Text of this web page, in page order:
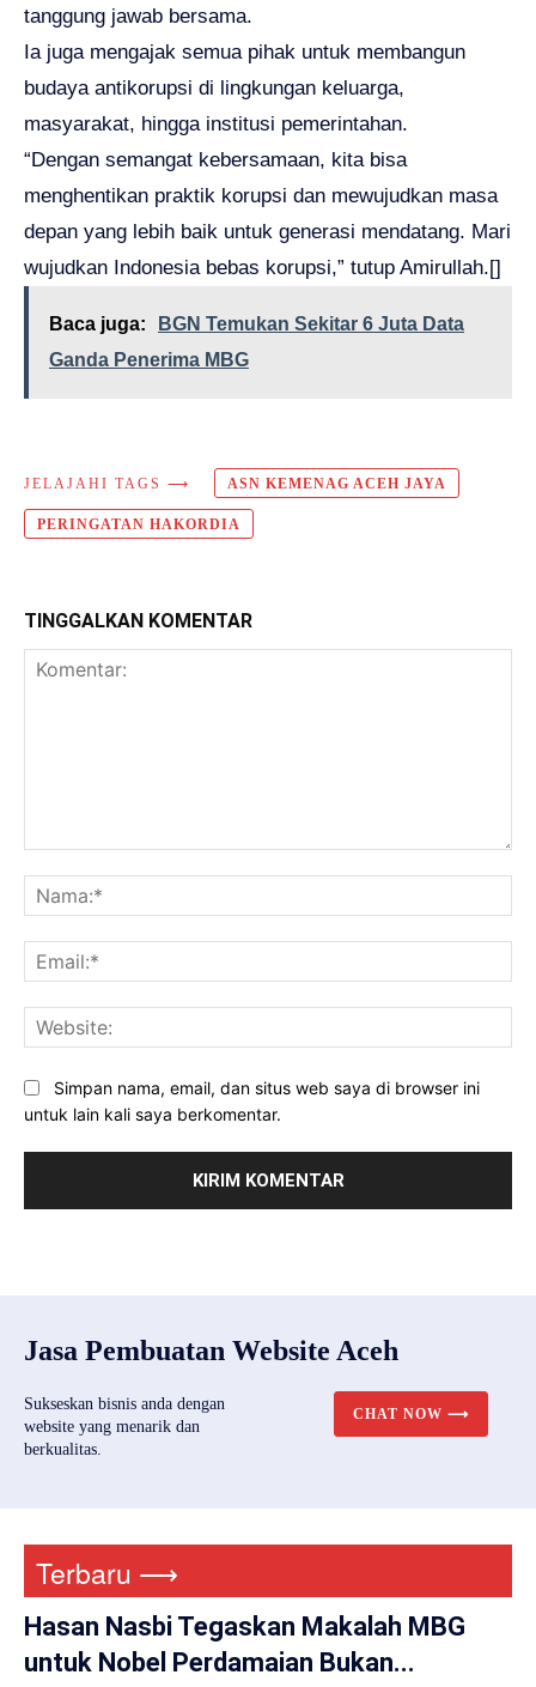
tanggung jawab bersama.
Ia juga mengajak semua pihak untuk membangun
budaya antikorupsi di lingkungan keluarga,
masyarakat, hingga institusi pemerintahan.
“Dengan semangat kebersamaan, kita bisa
menghentikan praktik korupsi dan mewujudkan masa
depan yang lebih baik untuk generasi mendatang. Mari
wujudkan Indonesia bebas korupsi,” tutup Amirullah.[]
Baca juga:
BGN Temukan Sekitar 6 Juta Data
Ganda Penerima MBG
JELAJAHI TAGS ⟶ ASN KEMENAG ACEH JAYA
PERINGATAN HAKORDIA
TINGGALKAN KOMENTAR
Simpan nama, email, dan situs web saya di browser ini
untuk lain kali saya berkomentar.
Jasa Pembuatan Website Aceh
Sukseskan bisnis anda dengan
website yang menarik dan
berkualitas.
CHAT NOW ⟶
Terbaru ⟶
Hasan Nasbi Tegaskan Makalah MBG
untuk Nobel Perdamaian Bukan...